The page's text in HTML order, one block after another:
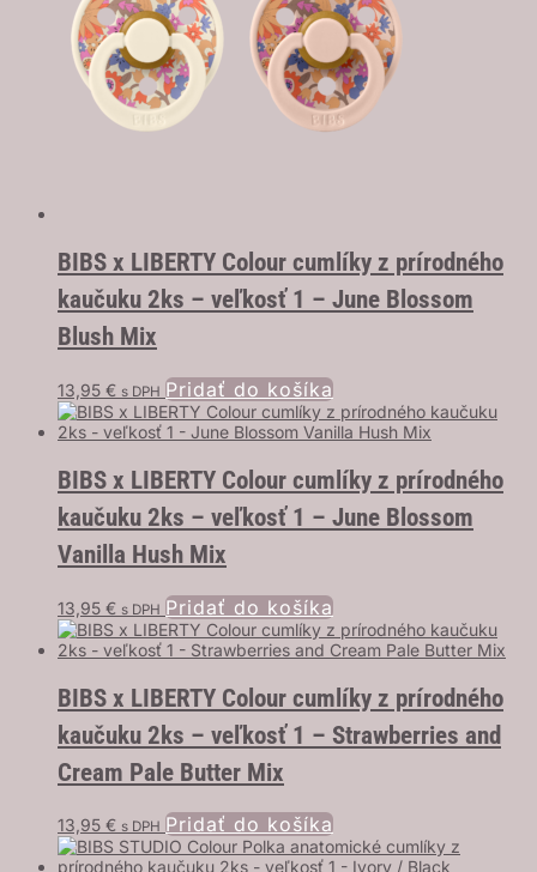
BIBS x LIBERTY Colour cumlíky z prírodného
kaučuku 2ks – veľkosť 1 – June Blossom
Blush Mix
13,95 € s DPH Pridať do košíka
BIBS x LIBERTY Colour cumlíky z prírodného
kaučuku 2ks – veľkosť 1 – June Blossom
Vanilla Hush Mix
13,95 € s DPH Pridať do košíka
BIBS x LIBERTY Colour cumlíky z prírodného
kaučuku 2ks – veľkosť 1 – Strawberries and
Cream Pale Butter Mix
13,95 € s DPH Pridať do košíka